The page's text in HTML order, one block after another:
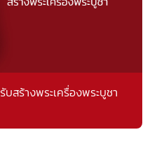
สร้างพระเครื่องพระบูชา